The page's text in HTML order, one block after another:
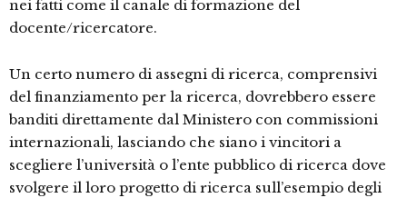
nei fatti come il canale di formazione del
docente/ricercatore.
Un certo numero di assegni di ricerca, comprensivi
del finanziamento per la ricerca, dovrebbero essere
banditi direttamente dal Ministero con commissioni
internazionali, lasciando che siano i vincitori a
scegliere l’università o l’ente pubblico di ricerca dove
svolgere il loro progetto di ricerca sull’esempio degli